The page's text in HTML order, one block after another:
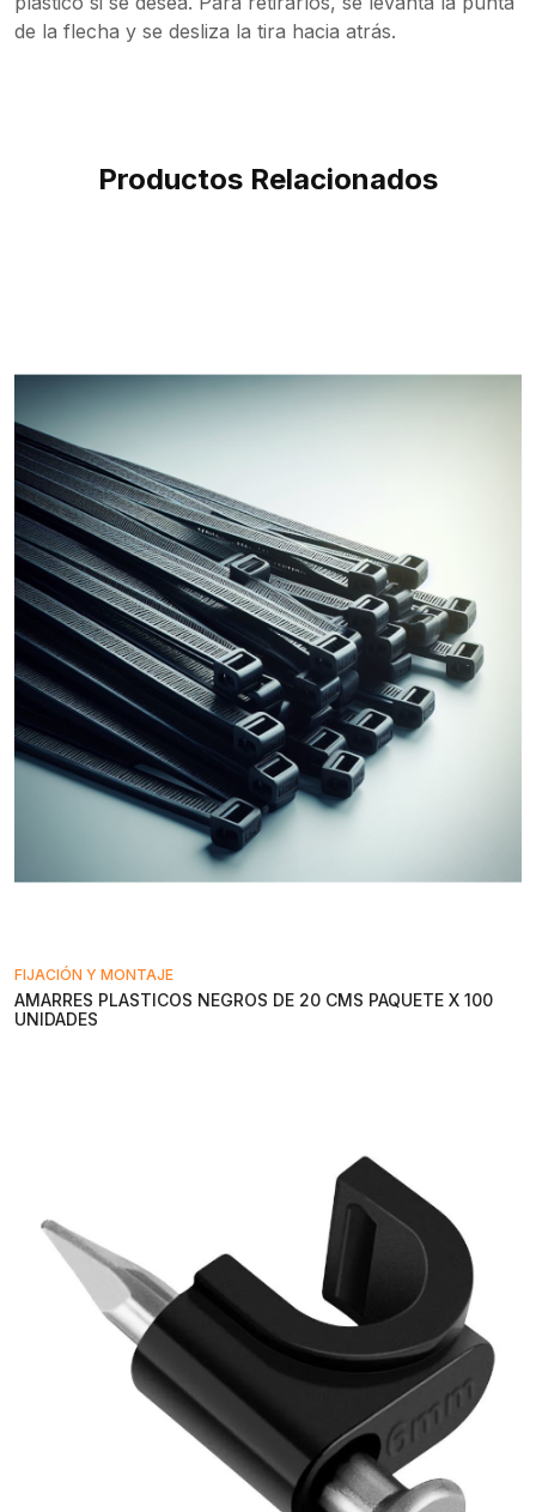
de la flecha y se desliza la tira hacia atrás.
Productos Relacionados
FIJACIÓN Y MONTAJE
AMARRES PLASTICOS NEGROS DE 20 CMS PAQUETE X 100
UNIDADES